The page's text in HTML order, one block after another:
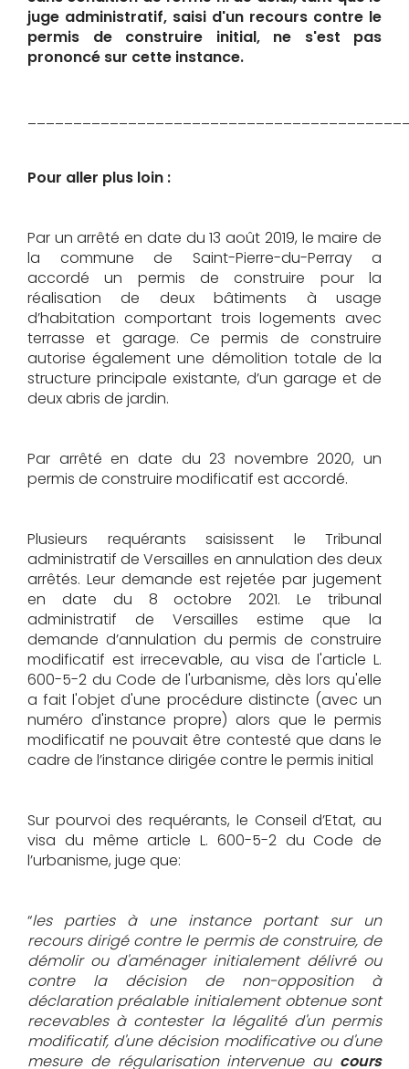
juge administratif, saisi d'un recours contre le
permis de construire initial, ne s'est pas
prononcé sur cette instance.
Pour aller plus loin :
Par un arrêté en date du 13 août 2019, le maire de
la commune de Saint-Pierre-du-Perray a
accordé un permis de construire pour la
réalisation de deux bâtiments à usage
d’habitation comportant trois logements avec
terrasse et garage. Ce permis de construire
autorise également une démolition totale de la
structure principale existante, d’un garage et de
deux abris de jardin.
Par arrêté en date du 23 novembre 2020, un
permis de construire modificatif est accordé.
Plusieurs requérants saisissent le Tribunal
administratif de Versailles en annulation des deux
arrêtés. Leur demande est rejetée par jugement
en date du 8 octobre 2021. Le tribunal
administratif de Versailles estime que la
demande d’annulation du permis de construire
modificatif est irrecevable, au visa de l'article L.
600-5-2 du Code de l'urbanisme, dès lors qu'elle
a fait l'objet d'une procédure distincte (avec un
numéro d'instance propre) alors que le permis
modificatif ne pouvait être contesté que dans le
cadre de l’instance dirigée contre le permis initial
Sur pourvoi des requérants, le Conseil d’Etat, au
visa du même article L. 600-5-2 du Code de
l’urbanisme, juge que:
“les parties à une instance portant sur un
recours dirigé contre le permis de construire, de
démolir ou d'aménager initialement délivré ou
contre la décision de non-opposition à
déclaration préalable initialement obtenue sont
recevables à contester la légalité d'un permis
modificatif, d'une décision modificative ou d'une
mesure de régularisation intervenue au cours